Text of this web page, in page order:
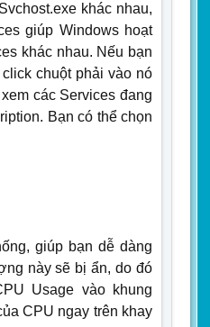
khác nhau,
giúp Windows hoạt
khác nhau. Nếu bạn
chuột phải vào nó
các Services đang
Bạn có thể chọn
giúp bạn dễ dàng
này sẽ bị ẩn, do đó
Usage vào khung
CPU ngay trên khay